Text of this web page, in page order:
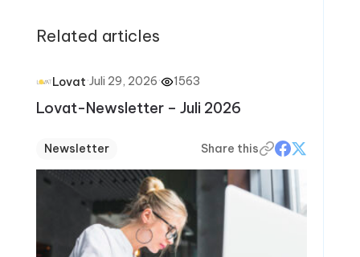
Related articles
Lovat·Juli 29, 2026· 1563
Lovat-Newsletter – Juli 2026
Newsletter Share this